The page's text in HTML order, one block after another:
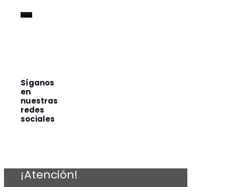
Síganos
en
nuestras
redes
sociales
¡Atención!